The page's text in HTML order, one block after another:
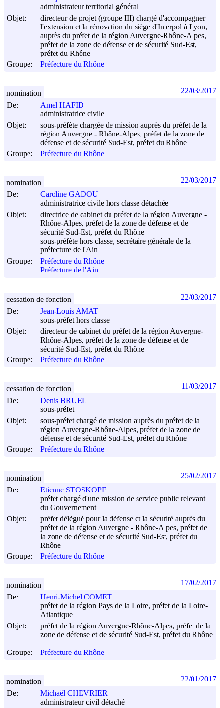
administrateur territorial général
Objet:
directeur de projet (groupe III) chargé d'accompagner
l'extension et la rénovation du siège d'Interpol à Lyon,
auprès du préfet de la région Auvergne-Rhône-Alpes,
préfet de la zone de défense et de sécurité Sud-Est,
préfet du Rhône
Groupe:
Préfecture du Rhône
De:
Amel HAFID
administratrice civile
Objet:
sous-préfète chargée de mission auprès du préfet de la
région Auvergne - Rhône-Alpes, préfet de la zone de
défense et de sécurité Sud-Est, préfet du Rhône
Groupe:
Préfecture du Rhône
nomination 22/03/2017
De:
Caroline GADOU
administratrice civile hors classe détachée
Objet:
directrice de cabinet du préfet de la région Auvergne -
Rhône-Alpes, préfet de la zone de défense et de
sécurité Sud-Est, préfet du Rhône
sous-préfète hors classe, secrétaire générale de la
préfecture de l'Ain
Groupe:
Préfecture du Rhône
Préfecture de l'Ain
nomination 22/03/2017
De:
Jean-Louis AMAT
sous-préfet hors classe
Objet:
directeur de cabinet du préfet de la région Auvergne-
Rhône-Alpes, préfet de la zone de défense et de
sécurité Sud-Est, préfet du Rhône
Groupe:
Préfecture du Rhône
cessation de fonction 22/03/2017
De:
Denis BRUEL
sous-préfet
Objet:
sous-préfet chargé de mission auprès du préfet de la
région Auvergne-Rhône-Alpes, préfet de la zone de
défense et de sécurité Sud-Est, préfet du Rhône
Groupe:
Préfecture du Rhône
cessation de fonction 11/03/2017
De:
Etienne STOSKOPF
préfet chargé d'une mission de service public relevant
du Gouvernement
Objet:
préfet délégué pour la défense et la sécurité auprès du
préfet de la région Auvergne - Rhône-Alpes, préfet de
la zone de défense et de sécurité Sud-Est, préfet du
Rhône
Groupe:
Préfecture du Rhône
nomination 25/02/2017
De:
Henri-Michel COMET
préfet de la région Pays de la Loire, préfet de la Loire-
Atlantique
Objet:
préfet de la région Auvergne-Rhône-Alpes, préfet de la
zone de défense et de sécurité Sud-Est, préfet du Rhône
Groupe: Préfecture du Rhône
nomination 17/02/2017
De:
Michaël CHEVRIER
administrateur civil détaché
nomination 22/01/2017